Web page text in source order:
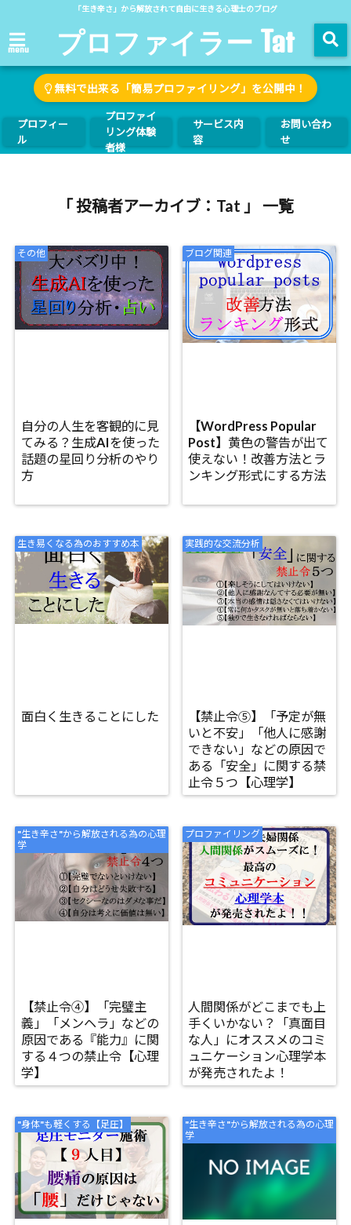
「生き辛さ」から解放されて自由に生きる心理士のブログ
menu プロファイラー Tat
無料で出来る「簡易プロファイリング」を公開中！
プロフィー
ル
プロファイ
リング体験
者様
サービス内
容
お問い合わ
せ
「 投稿者アーカイブ：Tat 」 一覧
その他
自分の人生を客観的に見
てみる？生成AIを使った
話題の星回り分析のやり
方
ブログ関連
【WordPress Popular
Post】黄色の警告が出て
使えない！改善方法とラ
ンキング形式にする方法
生き易くなる為のおすすめ本
面白く生きることにした
実践的な交流分析
【禁止令⑤】「予定が無
いと不安」「他人に感謝
できない」などの原因で
ある「安全」に関する禁
止令５つ【心理学】
"生き辛さ"から解放される為の心理
学
【禁止令④】「完璧主
義」「メンヘラ」などの
原因である『能力』に関
する４つの禁止令【心理
学】
プロファイリング
人間関係がどこまでも上
手くいかない？「真面目
な人」にオススメのコミ
ュニケーション心理学本
が発売されたよ！
"身体"も軽くする【足圧】
"生き辛さ"から解放される為の心理
学